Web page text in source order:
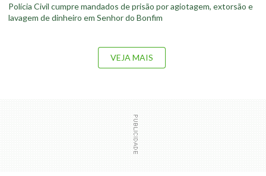
Polícia Civil cumpre mandados de prisão por agiotagem, extorsão e
lavagem de dinheiro em Senhor do Bonfim
VEJA MAIS